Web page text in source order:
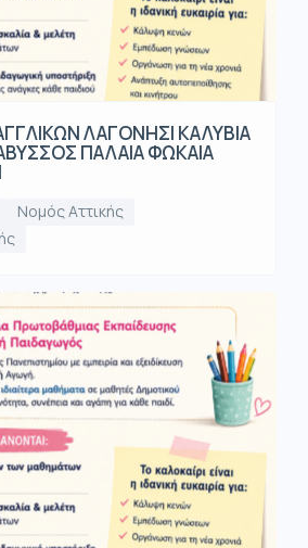
ΛΑΓΟΝΗΣΙ ΚΑΛΥΒΙΑ
ΠΑΛΑΙΑ ΦΩΚΑΙΑ
Νομός Αττικής